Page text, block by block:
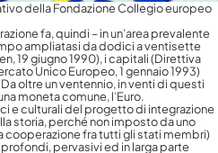
della Fondazione Collegio europeo
fa, quindi – in un’area prevalente
ampliatasi da dodici a ventisette
19 giugno 1990), i capitali (Direttiva
Unico Europeo, 1 gennaio 1993)
oltre un ventennio, in venti di questi
moneta comune, l’Euro.
e culturali del progetto di integrazione
storia, perché non imposto da uno
cooperazione fra tutti gli stati membri)
pervasivi ed in larga parte